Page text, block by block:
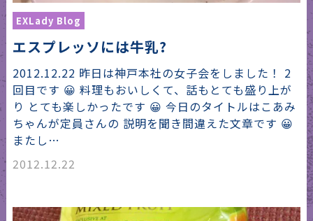
EXLady Blog
エスプレッソには牛乳?
2012.12.22 昨日は神戸本社の女子会をしました！ 2
回目です 😀 料理もおいしくて、話もとても盛り上が
り とても楽しかったです 😀 今日のタイトルはこあみ
ちゃんが定員さんの 説明を聞き間違えた文章です 😀
またし…
2012.12.22